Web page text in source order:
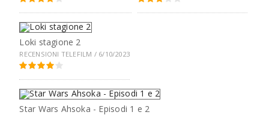
Loki stagione 2
RECENSIONI TELEFILM / 6/10/2023
Star Wars Ahsoka - Episodi 1 e 2